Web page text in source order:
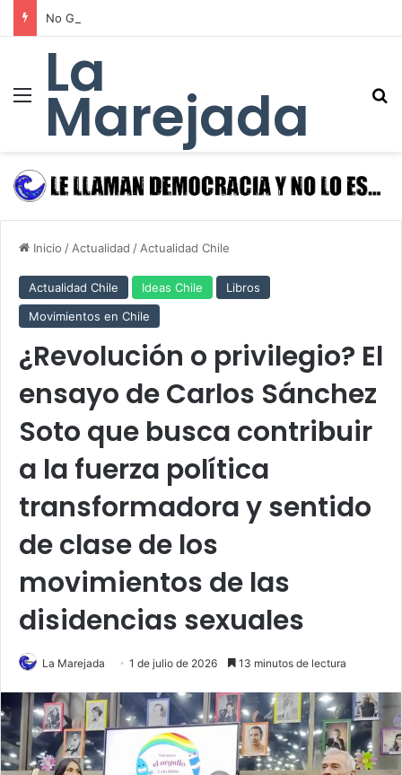
MenúLa
Marejada
Inicio / Actualidad / Actualidad Chile
Actualidad Chile Ideas Chile
Libros
Movimientos en Chile
¿Revolución o privilegio? El
ensayo de Carlos Sánchez
Soto que busca contribuir
a la fuerza política
transformadora y sentido
de clase de los
movimientos de las
disidencias sexuales
La Marejada 1 de julio de 2026 13 minutos de lectura